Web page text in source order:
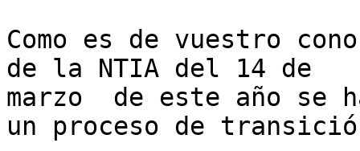
Como es de vuestro
de la NTIA del 14 de
marzo  de este año
un proceso de